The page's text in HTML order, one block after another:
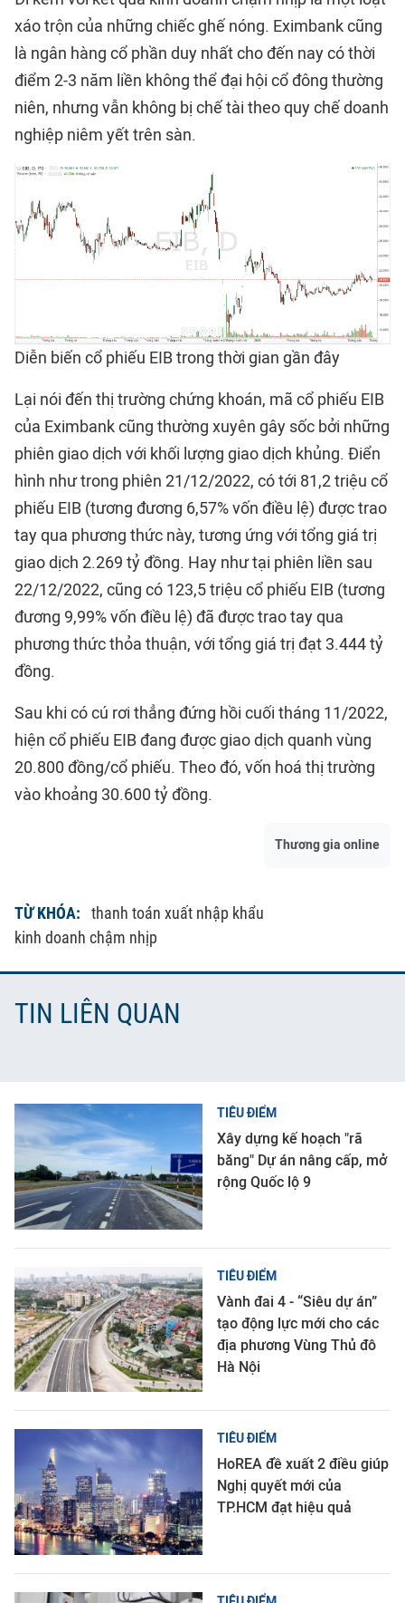
xáo trộn của những chiếc ghế nóng. Eximbank cũng
là ngân hàng cổ phần duy nhất cho đến nay có thời
điểm 2-3 năm liền không thể đại hội cổ đông thường
niên, nhưng vẫn không bị chế tài theo quy chế doanh
nghiệp niêm yết trên sàn.
Diễn biến cổ phiếu EIB trong thời gian gần đây
Lại nói đến thị trường chứng khoán, mã cổ phiếu EIB
của Eximbank cũng thường xuyên gây sốc bởi những
phiên giao dịch với khối lượng giao dịch khủng. Điển
hình như trong phiên 21/12/2022, có tới 81,2 triệu cổ
phiếu EIB (tương đương 6,57% vốn điều lệ) được trao
tay qua phương thức này, tương ứng với tổng giá trị
giao dịch 2.269 tỷ đồng. Hay như tại phiên liền sau
22/12/2022, cũng có 123,5 triệu cổ phiếu EIB (tương
đương 9,99% vốn điều lệ) đã được trao tay qua
phương thức thỏa thuận, với tổng giá trị đạt 3.444 tỷ
đồng.
Sau khi có cú rơi thẳng đứng hồi cuối tháng 11/2022,
hiện cổ phiếu EIB đang được giao dịch quanh vùng
20.800 đồng/cổ phiếu. Theo đó, vốn hoá thị trường
vào khoảng 30.600 tỷ đồng.
Thương gia online
TỪ KHÓA:
thanh toán xuất nhập khẩu
kinh doanh chậm nhịp
TIN LIÊN QUAN
TIÊU ĐIỂM
Xây dựng kế hoạch "rã
băng" Dự án nâng cấp, mở
rộng Quốc lộ 9
TIÊU ĐIỂM
Vành đai 4 - “Siêu dự án”
tạo động lực mới cho các
địa phương Vùng Thủ đô
Hà Nội
TIÊU ĐIỂM
HoREA đề xuất 2 điều giúp
Nghị quyết mới của
TP.HCM đạt hiệu quả